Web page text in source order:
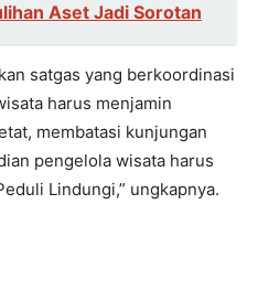
Aset Jadi Sorotan
satgas yang berkoordinasi
harus menjamin
membatasi kunjungan
pengelola wisata harus
Lindungi,” ungkapnya.